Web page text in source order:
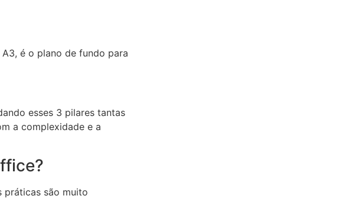
é o plano de fundo para
esses 3 pilares tantas
a complexidade e a
práticas são muito